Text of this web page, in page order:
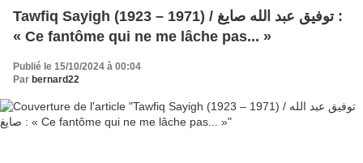
Tawfiq Sayigh (1923 – 1971) / توفيق عبد الله صايغ :
« Ce fantôme qui ne me lâche pas... »
Publié le 15/10/2024 à 00:04
Par bernard22